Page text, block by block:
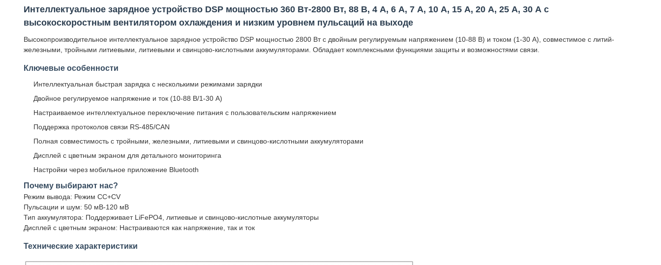
Интеллектуальное зарядное устройство DSP мощностью 360 Вт-2800 Вт, 88 В, 4 А, 6 А, 7 А, 10 А, 15 А, 20 А, 25 А, 30 А с
высокоскоростным вентилятором охлаждения и низким уровнем пульсаций на выходе
Высокопроизводительное интеллектуальное зарядное устройство DSP мощностью 2800 Вт с двойным регулируемым напряжением (10-88 В) и током (1-30 А), совместимое с литий-
железными, тройными литиевыми, литиевыми и свинцово-кислотными аккумуляторами. Обладает комплексными функциями защиты и возможностями связи.
Ключевые особенности
Интеллектуальная быстрая зарядка с несколькими режимами зарядки
Двойное регулируемое напряжение и ток (10-88 В/1-30 А)
Настраиваемое интеллектуальное переключение питания с пользовательским напряжением
Поддержка протоколов связи RS-485/CAN
Полная совместимость с тройными, железными, литиевыми и свинцово-кислотными аккумуляторами
Дисплей с цветным экраном для детального мониторинга
Настройки через мобильное приложение Bluetooth
Почему выбирают нас?
Режим вывода: Режим CC+CV
Пульсации и шум: 50 мВ-120 мВ
Тип аккумулятора: Поддерживает LiFePO4, литиевые и свинцово-кислотные аккумуляторы
Дисплей с цветным экраном: Настраиваются как напряжение, так и ток
Технические характеристики